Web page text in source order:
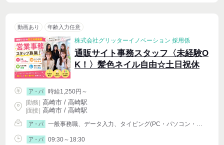
動画あり 年齢入力任意
株式会社グリッターイノベーション 採用係
通販サイト事務スタッフ〈未経験O
K！〉髪色ネイル自由☆土日祝休
ア・パ
時給1,250円～
|勤務 高崎市 / 高崎駅
| 面接 | 高崎市 / 高崎駅
ア・パ 一般事務職、データ入力、タイピング(PC・パソコン・インターネット)、オフィスその他
ア・パ 09:30～18:30